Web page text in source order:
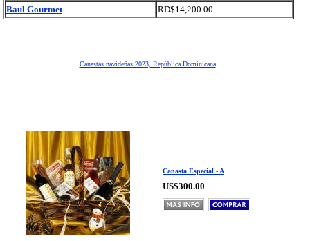
Baul Gourmet
RD$14,200.00
Canastas navideñas 2023, República Dominicana
Canasta Especial - A
US$300.00